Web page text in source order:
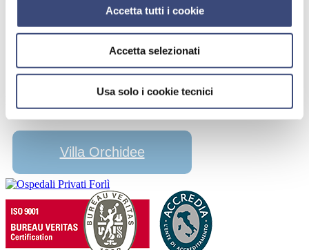
Accetta tutti i cookie
Accetta selezionati
Usa solo i cookie tecnici
Le sedi su cui sono attive le sue consulenze
Villa Orchidee